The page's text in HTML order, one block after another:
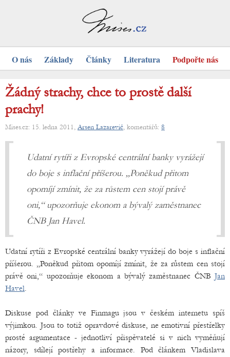
O nás Základy Články Literatura Podpořte nás
Žádný strachy, chce to prostě další
prachy!
Mises.cz: 15. ledna 2011, Arsen Lazarevič, komentářů: 8
Udatní rytíři z Evropské centrální banky vyrážejí
do boje s inflační příšerou. „Poněkud přitom
opomíjí zmínit, že za růstem cen stojí právě
oni,“ upozorňuje ekonom a bývalý zaměstnanec
ČNB Jan Havel.
Udatní rytíři z Evropské centrální banky vyrážejí do boje s inflační
příšerou. „Poněkud přitom opomíjí zmínit, že za růstem cen stojí
právě oni,“ upozorňuje ekonom a bývalý zaměstnanec ČNB Jan
Havel.
Diskuse pod články ve Finmagu jsou v českém internetu spíš
výjimkou. Jsou to totiž opravdové diskuse, ne emotivní přestřelky
prosté argumentace - jednotliví přispěvatelé si v nich vyměňují
názory, sdílejí postřehy a informace. Pod článkem Vladislava